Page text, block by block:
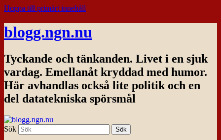
Hoppa till primärt innehåll
blogg.ngn.nu
Tyckande och tänkanden. Livet i en sjuk
vardag. Emellanåt kryddad med humor.
Här avhandlas också lite politik och en
del datatekniska spörsmål
Sök